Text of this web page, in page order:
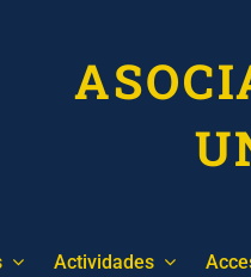
Actividades